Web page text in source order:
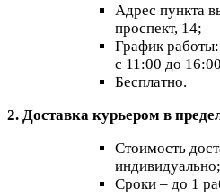
Адрес пункта
проспект, 14;
График
с 11:00 до
Бесплатно.
2. Доставка курьером в
Стоимость
индивидуально;
Сроки – до 1